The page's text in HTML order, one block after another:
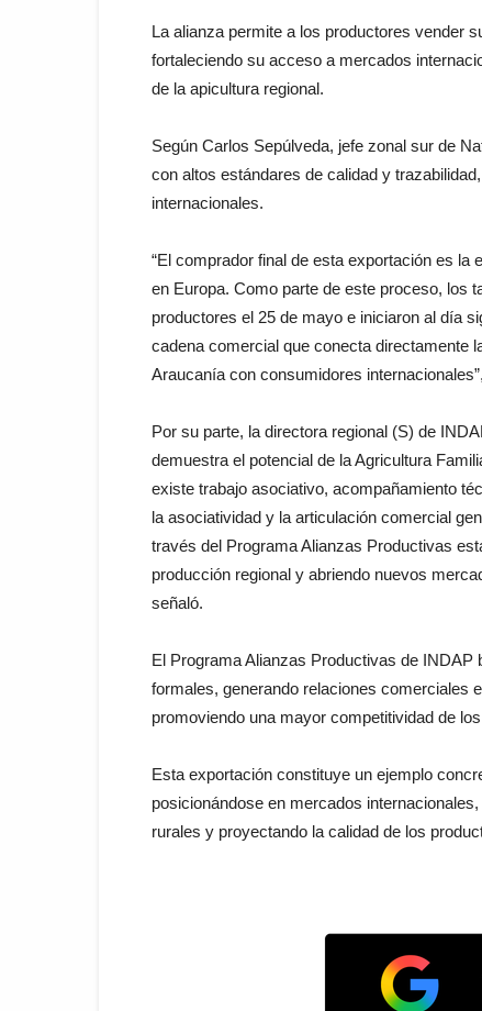
La alianza permite a los productores vender
fortaleciendo su acceso a mercados
de la apicultura regional.
Según Carlos Sepúlveda, jefe zonal sur de
con altos estándares de calidad y
internacionales.
“El comprador final de esta exportación es
en Europa. Como parte de este proceso, los
productores el 25 de mayo e iniciaron al día
cadena comercial que conecta directamente
Araucanía con consumidores
Por su parte, la directora regional (S) de
demuestra el potencial de la Agricultura
existe trabajo asociativo, acompañamiento
la asociatividad y la articulación comercial
través del Programa Alianzas Productivas
producción regional y abriendo nuevos
señaló.
El Programa Alianzas Productivas de
formales, generando relaciones comerciales
promoviendo una mayor competitividad de
Esta exportación constituye un ejemplo
posicionándose en mercados
rurales y proyectando la calidad de los